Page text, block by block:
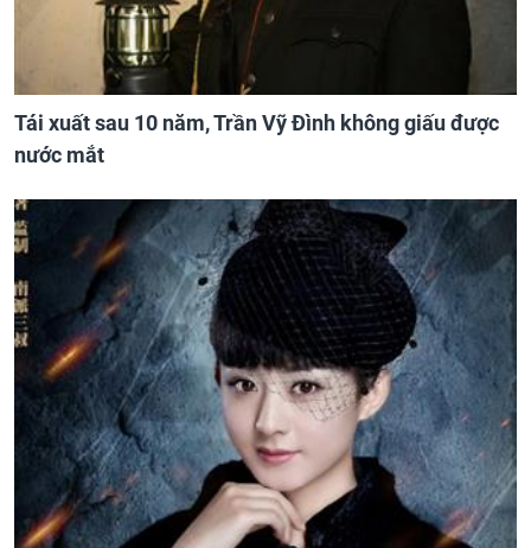
Tái xuất sau 10 năm, Trần Vỹ Đình không giấu được
nước mắt